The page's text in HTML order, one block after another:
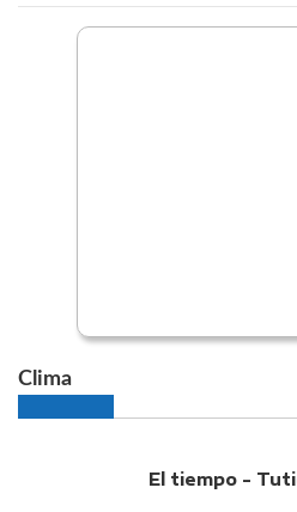
Clima
El tiempo -